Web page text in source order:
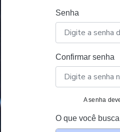
Senha
Confirmar senha
A senha
O que você